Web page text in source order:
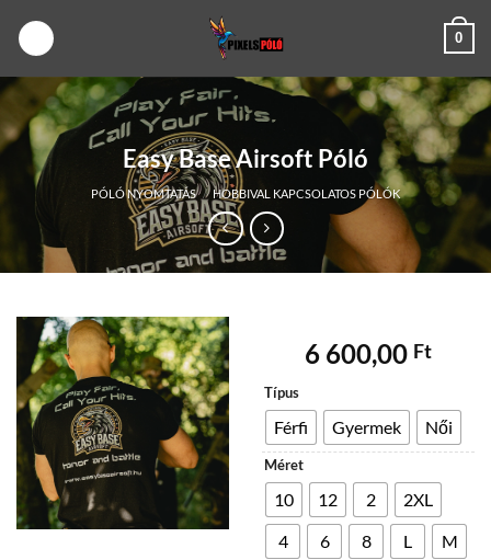
0
Easy Base Airsoft Póló
PÓLÓ NYOMTATÁS / HOBBIVAL KAPCSOLATOS PÓLÓK
6 600,00 Ft
Típus
Férfi Gyermek Női
Méret
10 12 2
2XL
4
6 8 L
M